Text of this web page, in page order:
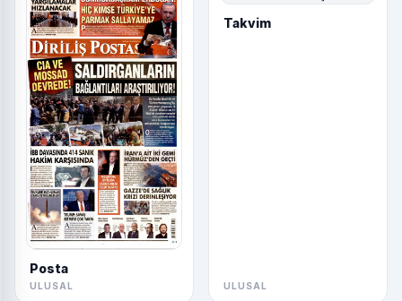
Posta
ULUSAL
Yeniçağ